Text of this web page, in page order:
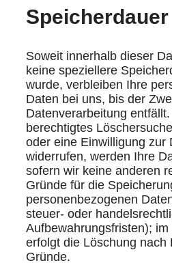
Speicherdauer
Soweit innerhalb dieser
keine speziellere
wurde, verbleiben Ihre
Daten bei uns, bis der
Datenverarbeitung
berechtigtes
oder eine Einwilligung zur
widerrufen, werden Ihre
sofern wir keine anderen
Gründe für die
personenbezogenen
steuer- oder
Aufbewahrungsfristen); im
erfolgt die Löschung nach
Gründe.